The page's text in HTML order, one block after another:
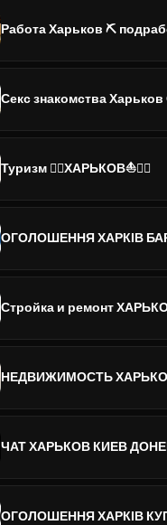
Работа Харьков ⛏
Секс знакомства
Туризм 🚵‍♀️ХАРЬКОВ⛵️🚣‍♂️
ОГОЛОШЕННЯ ХАРКІВ
Стройка и ремонт
НЕДВИЖИМОСТЬ
ЧАТ ХАРЬКОВ КИЕВ
ОГОЛОШЕННЯ ХАРКІВ